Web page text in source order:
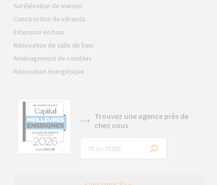
Surélévation de maison
Construction de véranda
Extension en bois
Rénovation de salle de bain
Aménagement de combles
Rénovation énergétique
Trouvez une agence près de
chez vous